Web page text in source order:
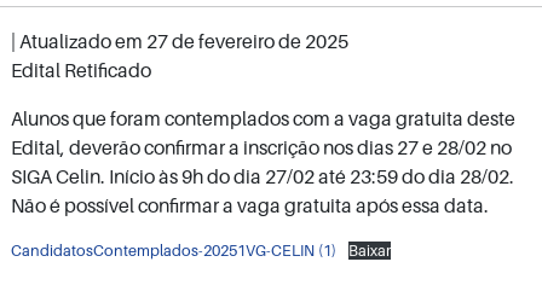
| Atualizado em 27 de fevereiro de 2025
Edital Retificado
Alunos que foram contemplados com a vaga gratuita deste
Edital, deverão confirmar a inscrição nos dias 27 e 28/02 no
SIGA Celin. Início às 9h do dia 27/02 até 23:59 do dia 28/02.
Não é possível confirmar a vaga gratuita após essa data.
CandidatosContemplados-20251VG-CELIN (1) Baixar